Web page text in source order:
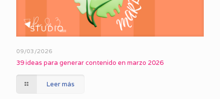
09/03/2026
39 ideas para generar contenido en marzo 2026
Leer más